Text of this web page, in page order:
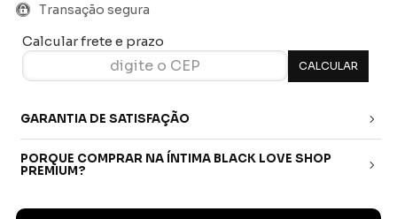
Transação segura
Calcular frete e prazo
GARANTIA DE SATISFAÇÃO
PORQUE COMPRAR NA ÍNTIMA BLACK LOVE SHOP
PREMIUM?